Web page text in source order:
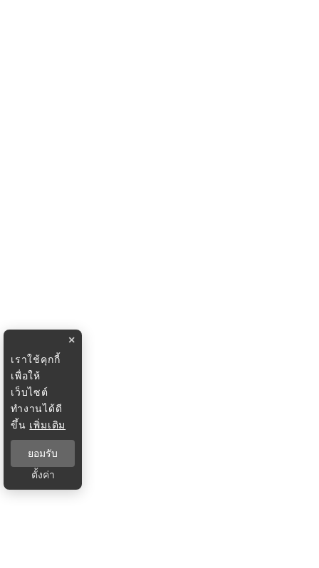
×
เราใช้คุกกี้
เพื่อให้
เว็บไซต์
ทำงานได้ดี
ขึ้น เพิ่มเติม
ยอมรับ
ตั้งค่า